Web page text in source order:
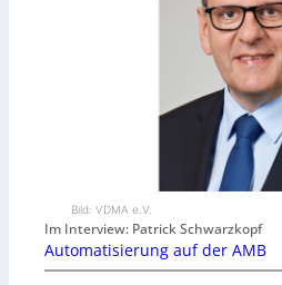
Bild: VDMA e.V.
Im Interview: Patrick Schwarzkopf
Automatisierung auf der AMB